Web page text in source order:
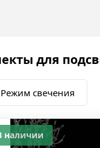
для
Режим свечения
наличии